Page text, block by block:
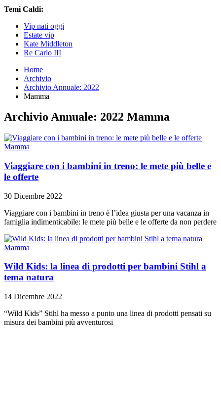
Temi Caldi:
Vip nati oggi
Estate vip
Kate Middleton
Re Carlo III
Home
Archivio
Archivio Annuale: 2022
Mamma
Archivio Annuale: 2022 Mamma
Mamma
Viaggiare con i bambini in treno: le mete più belle e
le offerte
30 Dicembre 2022
Viaggiare con i bambini in treno è l’idea giusta per una vacanza in
famiglia indimenticabile: le mete più belle e le offerte da non perdere
Mamma
Wild Kids: la linea di prodotti per bambini Stihl a
tema natura
14 Dicembre 2022
“Wild Kids” Stihl ha messo a punto una linea di prodotti pensati su
misura dei bambini più avventurosi